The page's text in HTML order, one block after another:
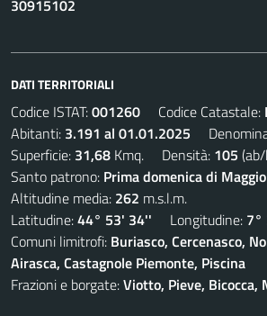
30915102
DATI TERRITORIALI
Codice ISTAT:001260 Codice Catastale:
Abitanti: 3.191 al 01.01.2025
Superficie: 31,68 Kmq. Densità: 105
Santo patrono: Prima domenica di Maggio
Altitudine media: 262 m.s.l.m.
Latitudine:44° 53' 34'' Longitudine:
Comuni limitrofi: Buriasco, Cercenasco,
Airasca, Castagnole Piemonte, Piscina
Frazioni e borgate:Viotto, Pieve, Bicocca,